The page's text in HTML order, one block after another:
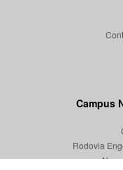
Campus
Rodovia